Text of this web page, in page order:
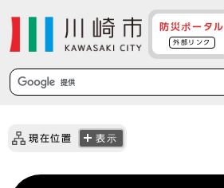
防災ポータル
外部リンク
現在位置 表示